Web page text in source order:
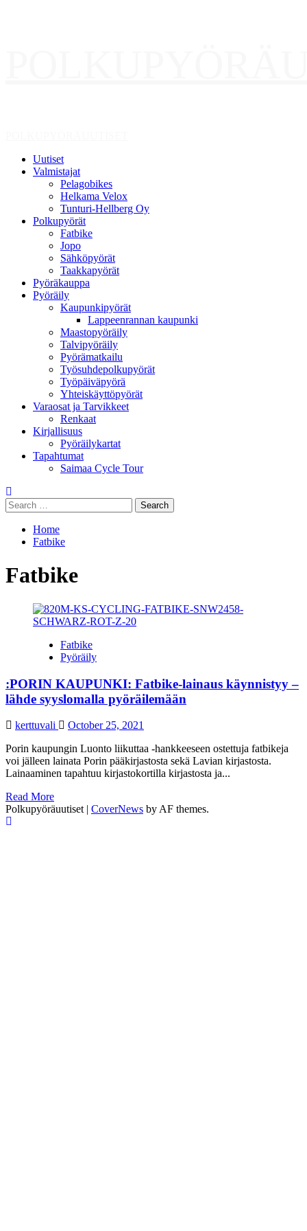
Uutiset
Valmistajat
Pelagobikes
Helkama Velox
Tunturi-Hellberg Oy
Polkupyörät
Fatbike
Jopo
Sähköpyörät
Taakkapyörät
Pyöräkauppa
Pyöräily
Kaupunkipyörät
Lappeenrannan kaupunki
Maastopyöräily
Talvipyöräily
Pyörämatkailu
Työsuhdepolkupyörät
Työpäiväpyörä
Yhteiskäyttöpyörät
Varaosat ja Tarvikkeet
Renkaat
Kirjallisuus
Pyöräilykartat
Tapahtumat
Saimaa Cycle Tour
Search
for:
Home
Fatbike
Fatbike
Fatbike
Pyöräily
:PORIN KAUPUNKI: Fatbike-lainaus käynnistyy –
lähde syyslomalla pyöräilemään
kerttuvali
October 25, 2021
Porin kaupungin Luonto liikuttaa -hankkeeseen ostettuja fatbikeja
voi jälleen lainata Porin pääkirjastosta sekä Lavian kirjastosta.
Lainaaminen tapahtuu kirjastokortilla kirjastosta ja...
Read MoreRead
more
Polkupyöräuutiset | CoverNews by AF themes.